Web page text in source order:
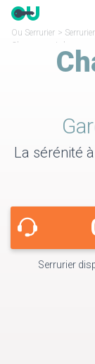
Ou Serrurier >
Changement de
La sérénité
Serrurier